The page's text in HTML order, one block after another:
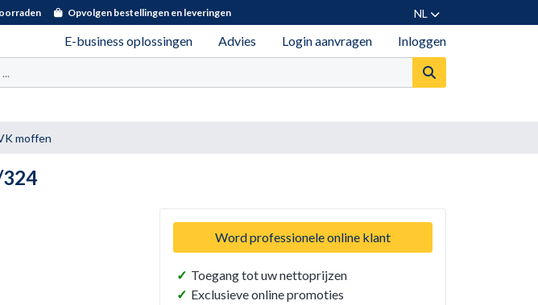
Opvolgen bestellingen en leveringen NL
E-business oplossingen Advies Login aanvragen Inloggen
moffen
324
Word professionele online klant
✓ Toegang tot uw nettoprijzen
✓ Exclusieve online promoties